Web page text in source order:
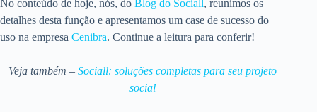
No conteúdo de hoje, nós, do Blog do Sociall, reunimos os
detalhes desta função e apresentamos um case de sucesso do
uso na empresa Cenibra. Continue a leitura para conferir!
Veja também –Sociall: soluções completas para seu projeto
social